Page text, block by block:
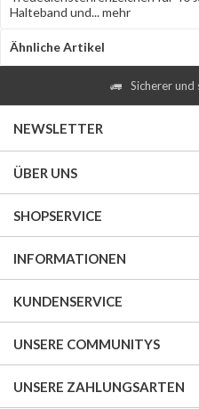
Halteband und...mehr
Ähnliche Artikel
Sicherer und
NEWSLETTER
ÜBER UNS
SHOPSERVICE
INFORMATIONEN
KUNDENSERVICE
UNSERE COMMUNITYS
UNSERE ZAHLUNGSARTEN